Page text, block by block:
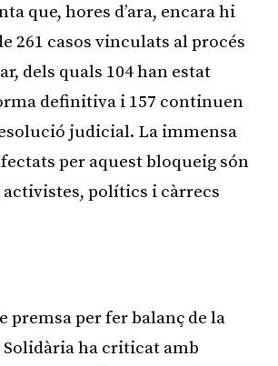
que, hores d’ara, encara hi
261 casos vinculats al procés
dels quals 104 han estat
definitiva i 157 continuen
judicial. La immensa
per aquest bloqueig són
polítics i càrrecs
premsa per fer balanç de la
ha criticat amb